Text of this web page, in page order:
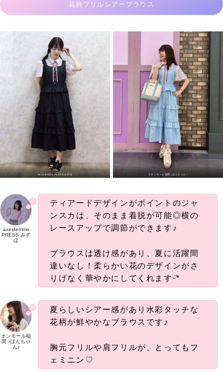
花柄フリルシアーブラウス
axesfemme PRESS みずほ イオンモール福岡 ♪ぽんちゃん♪
axesfemme
PRESS みず
ほ
ティアードデザインがポイントのジャ
ンスカは、そのまま着脱が可能◎横の
レースアップで調節ができます♪
ブラウスは透け感があり、夏に活躍間
違いなし！柔らかい花のデザインがさ
りげなく華やかにしてくれますᵕ̈*
オンモール福
岡 ♪ぽんちゃ
ん♪
夏らしいシアー感があり水彩タッチな
花柄が鮮やかなブラウスです♪
胸元フリルや肩フリルが、とってもフ
ェミニン♡